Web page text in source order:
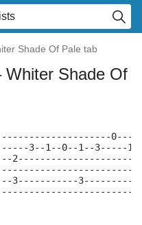
Shade Of Pale tab
Whiter Shade Of
3--1--0--1--3-----
3-----------